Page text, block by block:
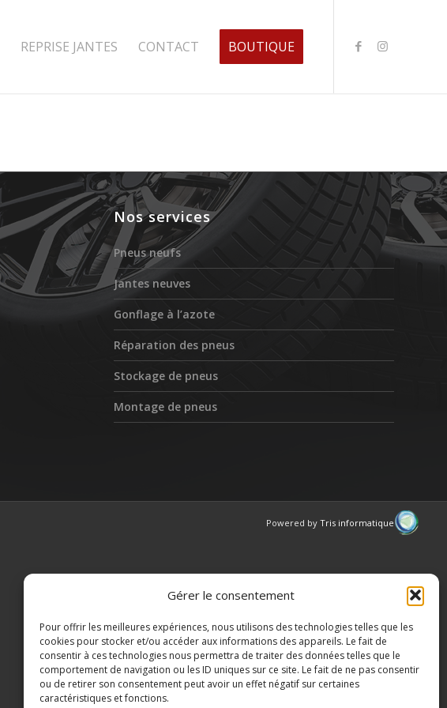
Gérer le consentement
Pour offrir les meilleures expériences, nous utilisons des technologies telles que les
cookies pour stocker et/ou accéder aux informations des appareils. Le fait de
consentir à ces technologies nous permettra de traiter des données telles que le
comportement de navigation ou les ID uniques sur ce site. Le fait de ne pas consentir
ou de retirer son consentement peut avoir un effet négatif sur certaines
caractéristiques et fonctions.
REPRISE JANTES CONTACT BOUTIQUE
Nos services
Pneus neufs
Jantes neuves
Gonflage à l’azote
Réparation des pneus
Stockage de pneus
Montage de pneus
Powered by Tris informatique